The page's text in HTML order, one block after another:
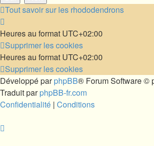
Tout savoir sur les rhododendrons
Heures au format UTC+02:00
Supprimer les cookies
Heures au format UTC+02:00
Supprimer les cookies
Développé parphpBB® Forum Software ©
Traduit parphpBB-fr.com
Confidentialité | Conditions